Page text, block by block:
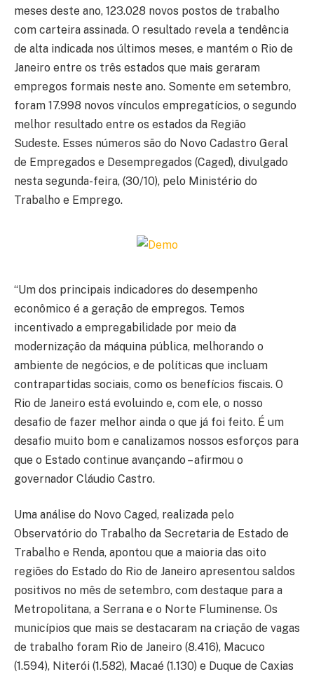
meses deste ano, 123.028 novos postos de trabalho
com carteira assinada. O resultado revela a tendência
de alta indicada nos últimos meses, e mantém o Rio de
Janeiro entre os três estados que mais geraram
empregos formais neste ano. Somente em setembro,
foram 17.998 novos vínculos empregatícios, o segundo
melhor resultado entre os estados da Região
Sudeste. Esses números são do Novo Cadastro Geral
de Empregados e Desempregados (Caged), divulgado
nesta segunda-feira, (30/10), pelo Ministério do
Trabalho e Emprego.
“Um dos principais indicadores do desempenho
econômico é a geração de empregos. Temos
incentivado a empregabilidade por meio da
modernização da máquina pública, melhorando o
ambiente de negócios, e de políticas que incluam
contrapartidas sociais, como os benefícios fiscais. O
Rio de Janeiro está evoluindo e, com ele, o nosso
desafio de fazer melhor ainda o que já foi feito. É um
desafio muito bom e canalizamos nossos esforços para
que o Estado continue avançando – afirmou o
governador Cláudio Castro.
Uma análise do Novo Caged, realizada pelo
Observatório do Trabalho da Secretaria de Estado de
Trabalho e Renda, apontou que a maioria das oito
regiões do Estado do Rio de Janeiro apresentou saldos
positivos no mês de setembro, com destaque para a
Metropolitana, a Serrana e o Norte Fluminense. Os
municípios que mais se destacaram na criação de vagas
de trabalho foram Rio de Janeiro (8.416), Macuco
(1.594), Niterói (1.582), Macaé (1.130) e Duque de Caxias